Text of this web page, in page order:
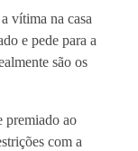
vítima na casa
e pede para a
são os
premiado ao
com a